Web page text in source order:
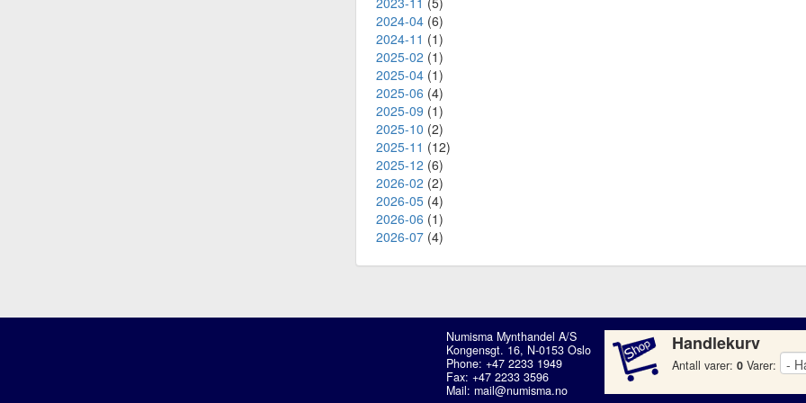
2024-04(6)
2024-11 (1)
2025-02 (1)
2025-04(1)
2025-06 (4)
2025-09 (1)
2025-10 (2)
2025-11 (12)
2025-12 (6)
2026-02 (2)
2026-05(4)
2026-06 (1)
2026-07(4)
Numisma Mynthandel A/S
Kongensgt. 16, N-0153 Oslo
Phone: +47 2233 1949
Fax: +47 2233 3596
Mail: mail@numisma.no
Handlekurv
Antall varer: 0 Varer: